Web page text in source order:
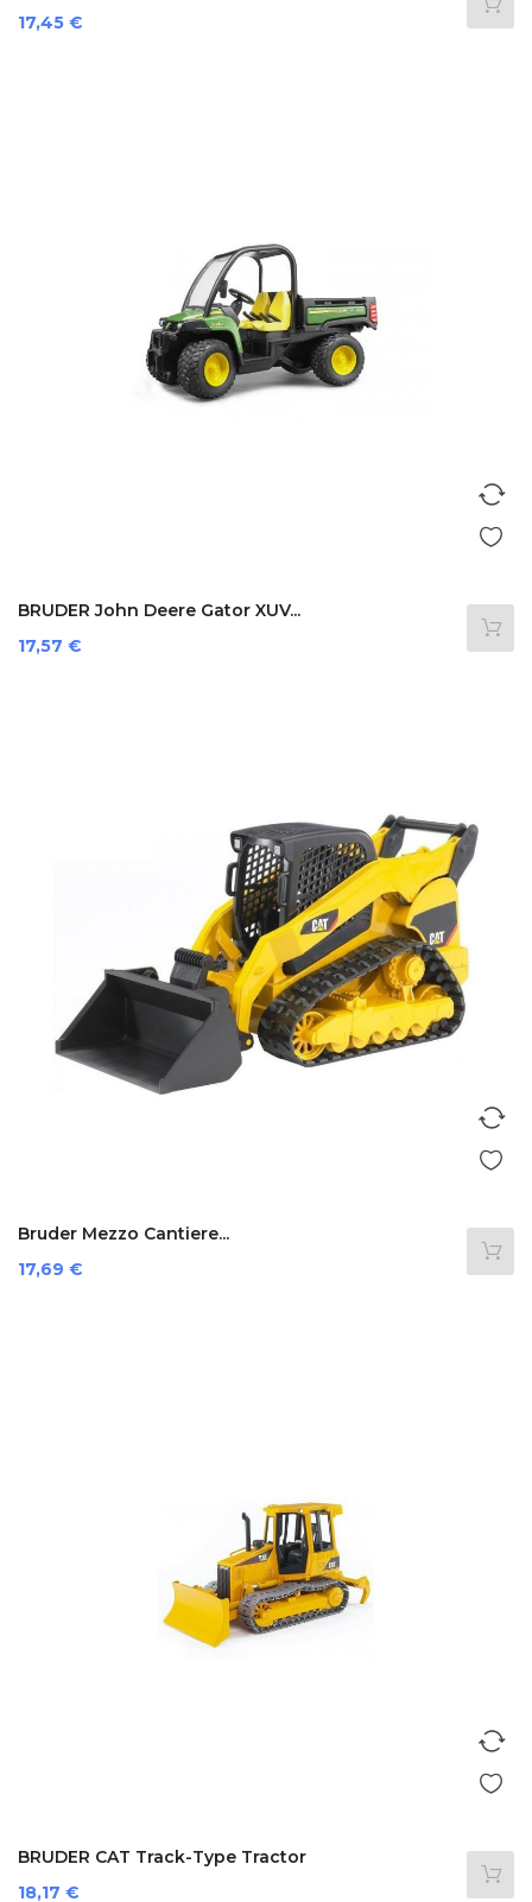
Prezzo
17,45 €
BRUDER John Deere Gator XUV...
Prezzo
17,57 €
Bruder Mezzo Cantiere...
Prezzo
17,69 €
BRUDER CAT Track-Type Tractor
Prezzo
18,17 €